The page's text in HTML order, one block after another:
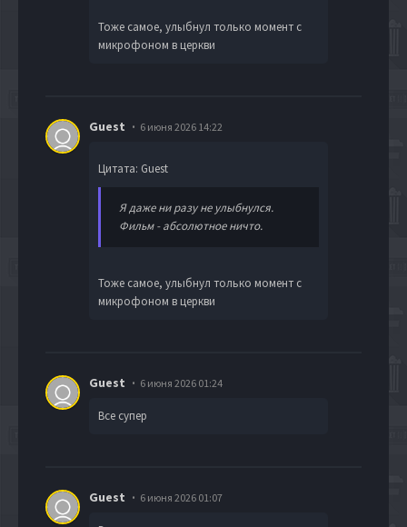
Тоже самое, улыбнул только момент с
микрофоном в церкви
Guest 6 июня 2026 14:22
Цитата: Guest
Я даже ни разу не улыбнулся.
Фильм - абсолютное ничто.
Тоже самое, улыбнул только момент с
микрофоном в церкви
Guest 6 июня 2026 01:24
Все супер
Guest 6 июня 2026 01:07